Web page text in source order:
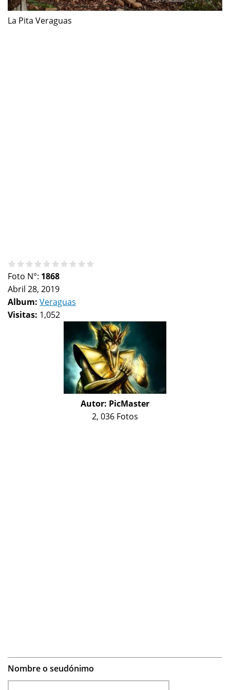
La Pita Veraguas
Foto N°: 1868
Abril 28, 2019
Album: Veraguas
Visitas: 1,052
Autor: PicMaster
2, 036 Fotos
Nombre o seudónimo